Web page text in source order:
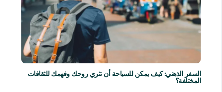
السفر الذهني: كيف يمكن للسياحة أن تثري روحك وفهمك للثقافات
المختلفة؟